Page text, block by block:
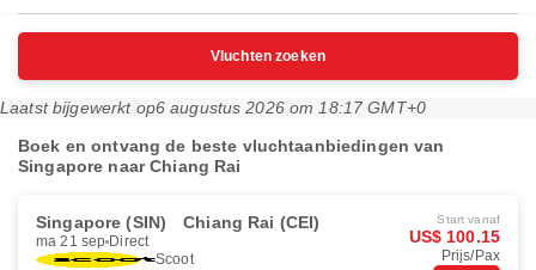
Vluchten zoeken
Laatst bijgewerkt op6 augustus 2026 om 18:17 GMT+0
Boek en ontvang de beste vluchtaanbiedingen van
Singapore naar Chiang Rai
Singapore (SIN) Chiang Rai (CEI)
ma 21 sep Direct
Scoot
Start vanaf
US$ 100.15
Prijs/Pax